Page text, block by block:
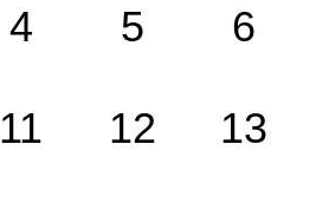
4 5 6
11 12 13